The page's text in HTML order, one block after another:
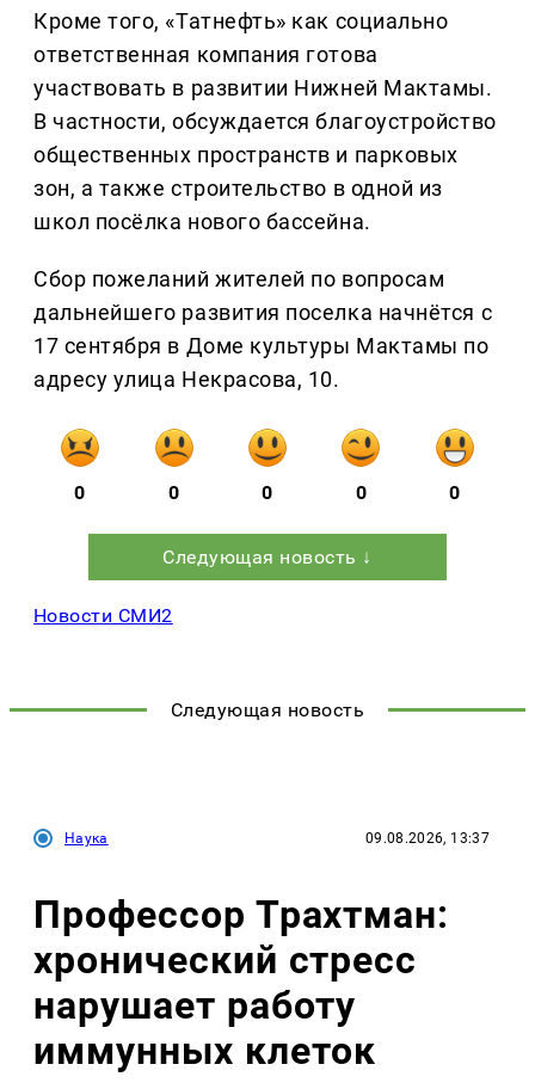
Кроме того, «Татнефть» как социально
ответственная компания готова
участвовать в развитии Нижней Мактамы.
В частности, обсуждается благоустройство
общественных пространств и парковых
зон, а также строительство в одной из
школ посёлка нового бассейна.
Сбор пожеланий жителей по вопросам
дальнейшего развития поселка начнётся с
17 сентября в Доме культуры Мактамы по
адресу улица Некрасова, 10.
0 0 0 0 0
Следующая новость ↓
Новости СМИ2
Следующая новость
Наука 09.08.2026, 13:37
Профессор Трахтман:
хронический стресс
нарушает работу
иммунных клеток